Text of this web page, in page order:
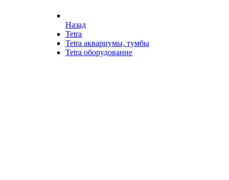
Назад
Tetra
Tetra аквариумы, тумбы
Tetra оборудование